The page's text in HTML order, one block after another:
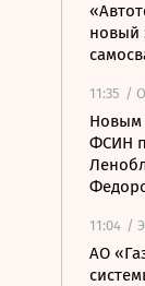
новый
11:35 /
Новым
ФСИН
11:04 /
АО